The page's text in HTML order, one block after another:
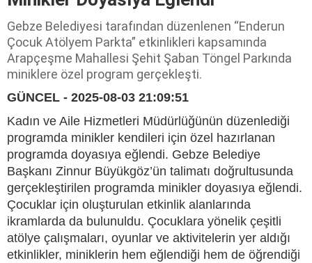
Gebze Belediyesi tarafından düzenlenen “Enderun
Çocuk Atölyem Parkta” etkinlikleri kapsamında
Arapçeşme Mahallesi Şehit Şaban Töngel Parkında
miniklere özel program gerçekleşti.
GÜNCEL - 2025-08-03 21:09:51
Kadın ve Aile Hizmetleri Müdürlüğünün düzenlediği
programda minikler kendileri için özel hazırlanan
programda doyasıya eğlendi. Gebze Belediye
Başkanı Zinnur Büyükgöz’ün talimatı doğrultusunda
gerçekleştirilen programda minikler doyasıya eğlendi.
Çocuklar için oluşturulan etkinlik alanlarında
ikramlarda da bulunuldu. Çocuklara yönelik çeşitli
atölye çalışmaları, oyunlar ve aktivitelerin yer aldığı
etkinlikler, miniklerin hem eğlendiği hem de öğrendiği